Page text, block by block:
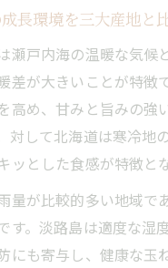
長環境を三大産地と
瀬戸内海の温暖な気候
差が大きいことが特徴
高め、甘みと旨みの強
対して北海道は寒冷地
ッとした食感が特徴と
量が比較的多い地域で
す。淡路島は適度な湿
にも寄与し、健康な玉